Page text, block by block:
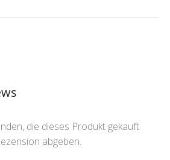
die dieses Produkt gekauft
abgeben.